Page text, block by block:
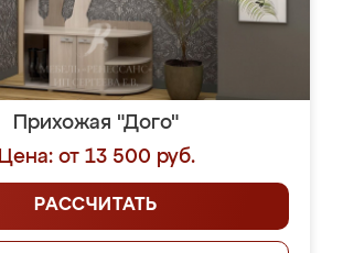
Прихожая "Дого"
Цена: от 13 500 руб.
РАССЧИТАТЬ